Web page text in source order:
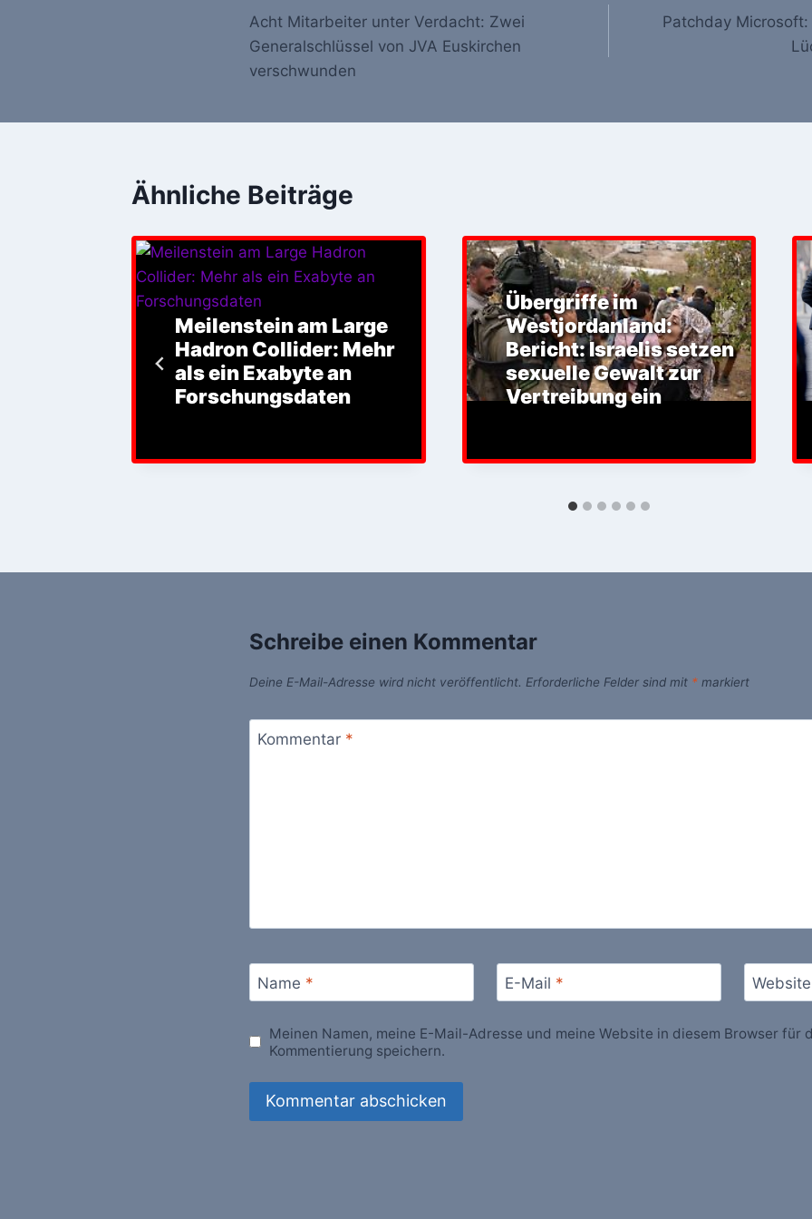
Navigation
Acht Mitarbeiter unter Verdacht: Zwei
Generalschlüssel von JVA Euskirchen
verschwunden
Patchday
Ähnliche Beiträge
Meilenstein am Large
Hadron Collider: Mehr
als ein Exabyte an
Forschungsdaten
Übergriffe im
Westjordanland:
Bericht: Israelis setzen
sexuelle Gewalt zur
Vertreibung ein
Schreibe einen Kommentar
Deine E-Mail-Adresse wird nicht veröffentlicht. Erforderliche Felder sind mit * markiert
Kommentar *
Name * E-Mail * Website
Meinen Namen, meine E-Mail-Adresse und meine Website in diesem Browser für
Kommentierung speichern.